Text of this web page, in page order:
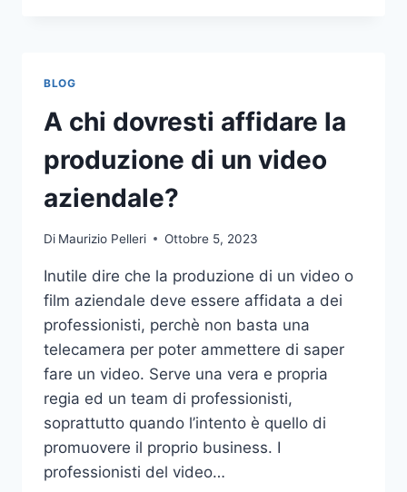
NELLE
SCOMMESSE
SPORTIVE
ONLINE
BLOG
A chi dovresti affidare la
produzione di un video
aziendale?
Di Maurizio Pelleri Ottobre 5, 2023
Inutile dire che la produzione di un video o
film aziendale deve essere affidata a dei
professionisti, perchè non basta una
telecamera per poter ammettere di saper
fare un video. Serve una vera e propria
regia ed un team di professionisti,
soprattutto quando l’intento è quello di
promuovere il proprio business. I
professionisti del video…